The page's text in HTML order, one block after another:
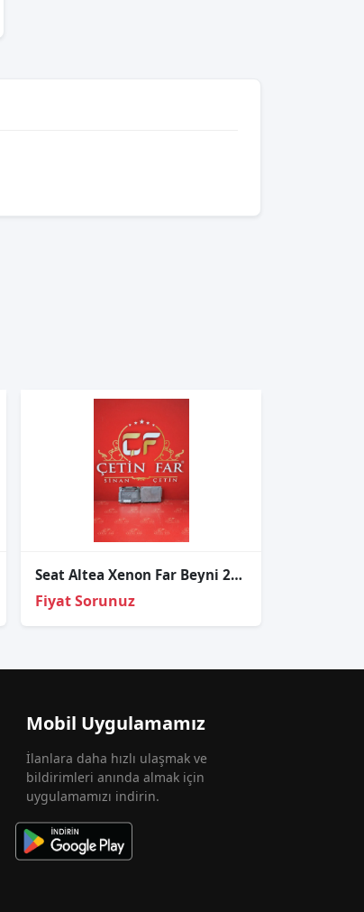
Seat Altea Xenon Far Beyni 2004-2011
Fiyat Sorunuz
Mobil Uygulamamız
İlanlara daha hızlı ulaşmak ve
bildirimleri anında almak için
uygulamamızı indirin.